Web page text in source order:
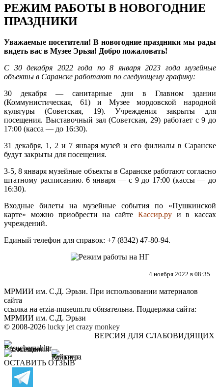
РЕЖИМ РАБОТЫ В НОВОГОДНИЕ
ПРАЗДНИКИ
Уважаемые посетители! В новогодние праздники мы рады
видеть вас в Музее Эрьзи! Добро пожаловать!
С 30 декабря 2022 года по 8 января 2023 года музейные
объекты в Саранске работают по следующему графику:
30 декабря — санитарные дни в Главном здании
(Коммунистическая, 61) и Музее мордовской народной
культуры (Советская, 19). Учреждения закрыты для
посещения. Выставочный зал (Советская, 29) работает с 9 до
17:00 (касса — до 16:30).
31 декабря, 1, 2 и 7 января музей и его филиалы в Саранске
будут закрыты для посещения.
3-5, 8 января музейные объекты в Саранске работают согласно
штатному расписанию. 6 января — с 9 до 17:00 (кассы — до
16:30).
Входные билеты на музейные события по «Пушкинской
карте» можно приобрести на сайте Кассир.руи в кассах
учреждений.
Единый телефон для справок: +7 (8342) 47-80-94.
4 ноября 2022 в 08:35
МРМИИ им. С.Д. Эрьзи. При использовании материалов
сайта
ссылка на erzia-museum.ru обязательна. Поддержка сайта:
МРМИИ им. С.Д. Эрьзи
© 2008-2026 lucky jet crazy monkey
ВЕРСИЯ ДЛЯ СЛАБОВИДЯЩИХ
ОСТАВИТЬ ОТЗЫВ